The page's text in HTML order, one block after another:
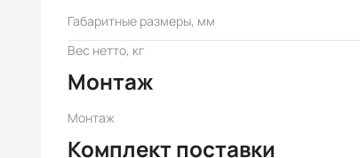
Габаритные размеры, мм
Вес нетто, кг
Монтаж
Монтаж
Комплект поставки